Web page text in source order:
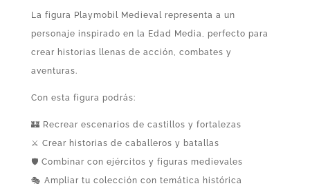
La figura Playmobil Medieval representa a un
personaje inspirado en la Edad Media, perfecto para
crear historias llenas de acción, combates y
aventuras.
Con esta figura podrás:
🏰 Recrear escenarios de castillos y fortalezas
⚔️ Crear historias de caballeros y batallas
🛡️ Combinar con ejércitos y figuras medievales
🎭 Ampliar tu colección con temática histórica